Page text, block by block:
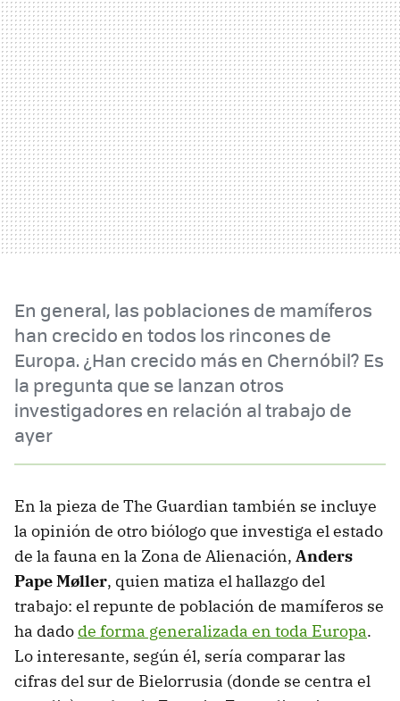
En general, las poblaciones de mamíferos
han crecido en todos los rincones de
Europa. ¿Han crecido más en Chernóbil? Es
la pregunta que se lanzan otros
investigadores en relación al trabajo de
ayer
En la pieza de The Guardian también se incluye
la opinión de otro biólogo que investiga el estado
de la fauna en la Zona de Alienación, Anders
Pape Møller, quien matiza el hallazgo del
trabajo: el repunte de población de mamíferos se
ha dado de forma generalizada en toda Europa.
Lo interesante, según él, sería comparar las
cifras del sur de Bielorrusia (donde se centra el